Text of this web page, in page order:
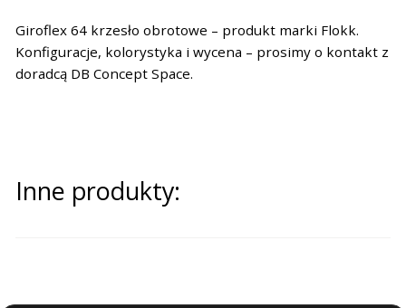
Giroflex 64 krzesło obrotowe – produkt marki Flokk.
Konfiguracje, kolorystyka i wycena – prosimy o kontakt z
doradcą DB Concept Space.
Inne produkty: